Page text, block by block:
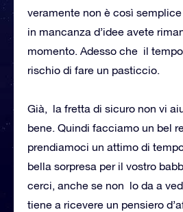
veramente non è così
in mancanza d’idee avete
momento. Adesso che il
rischio di fare un pasticcio.
Già, la fretta di sicuro non vi
bene. Quindi facciamo un bel
prendiamoci un attimo di
bella sorpresa per il vostro
cerci, anche se non lo da a
tiene a ricevere un pensiero